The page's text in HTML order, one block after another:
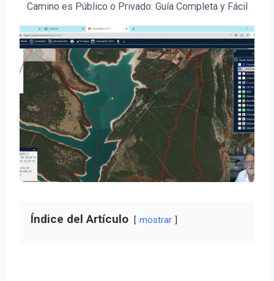
Camino es Público o Privado: Guía Completa y Fácil
Índice del Artículo mostrar